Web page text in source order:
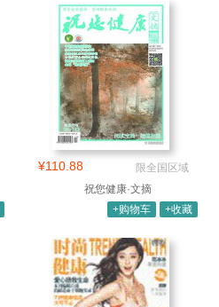
¥110.88
限全国区域
祝您健康·文摘
+购物车
+收藏